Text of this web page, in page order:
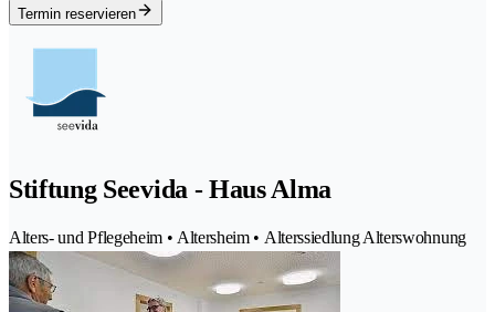
Termin reservieren
Stiftung Seevida - Haus Alma
Alters- und Pflegeheim • Altersheim • Alterssiedlung Alterswohnung